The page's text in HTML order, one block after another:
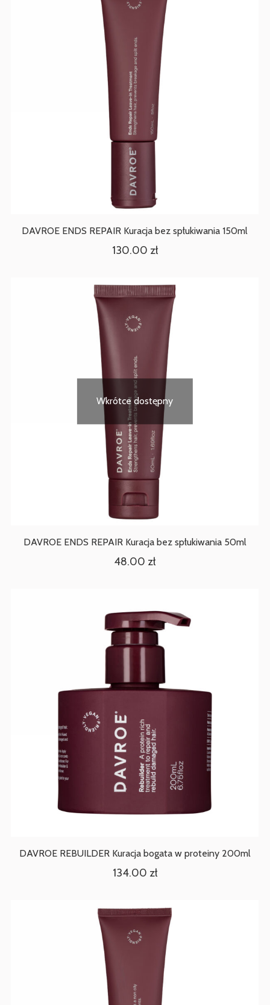
DAVROE ENDS REPAIR Kuracja bez spłukiwania 150ml
130.00 zł
Wkrótce dostępny
DAVROE ENDS REPAIR Kuracja bez spłukiwania 50ml
48.00 zł
DAVROE REBUILDER Kuracja bogata w proteiny 200ml
134.00 zł